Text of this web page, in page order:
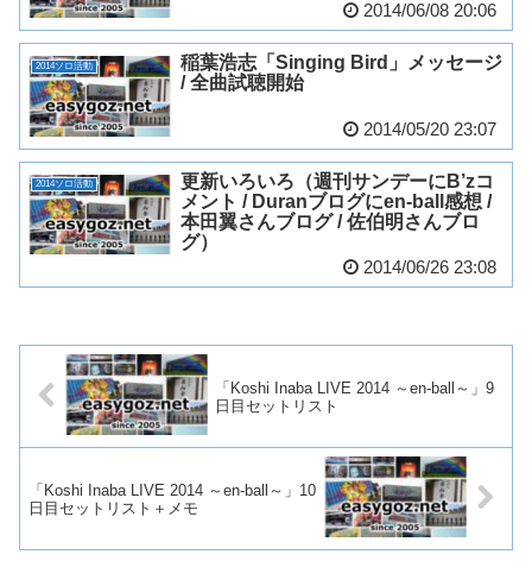
2014/06/08 20:06
2014ソロ活動
稲葉浩志「Singing Bird」メッセージ
/ 全曲試聴開始
2014/05/20 23:07
2014ソロ活動
更新いろいろ（週刊サンデーにB’zコ
メント / Duranブログにen-ball感想 /
本田翼さんブログ / 佐伯明さんブロ
グ）
2014/06/26 23:08
「Koshi Inaba LIVE 2014 ～en-ball～」9
日目セットリスト
「Koshi Inaba LIVE 2014 ～en-ball～」10
日目セットリスト＋メモ